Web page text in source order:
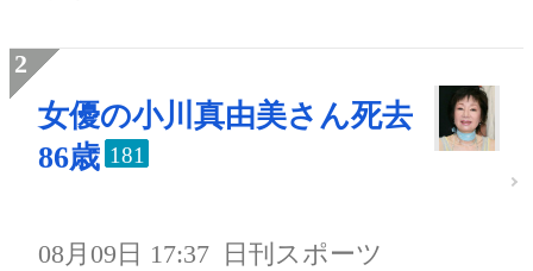
女優の小川真由美さん死去
86歳 181
08月09日 17:37 日刊スポーツ